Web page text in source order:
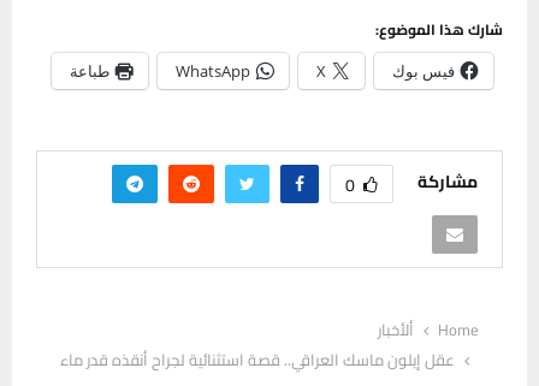
شارك هذا الموضوع:
فيس بوك X
WhatsApp طباعة
مشاركة 0
Home
ألأخبار
عقل إيلون ماسك العراقي.. قصة استثنائية لجراح أنقذه قدر ماء